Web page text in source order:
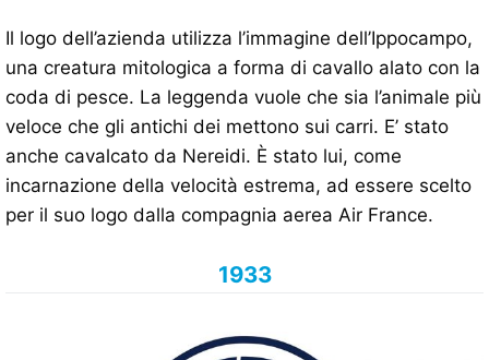
Il logo dell’azienda utilizza l’immagine dell’Ippocampo,
una creatura mitologica a forma di cavallo alato con la
coda di pesce. La leggenda vuole che sia l’animale più
veloce che gli antichi dei mettono sui carri. E’ stato
anche cavalcato da Nereidi. È stato lui, come
incarnazione della velocità estrema, ad essere scelto
per il suo logo dalla compagnia aerea Air France.
1933